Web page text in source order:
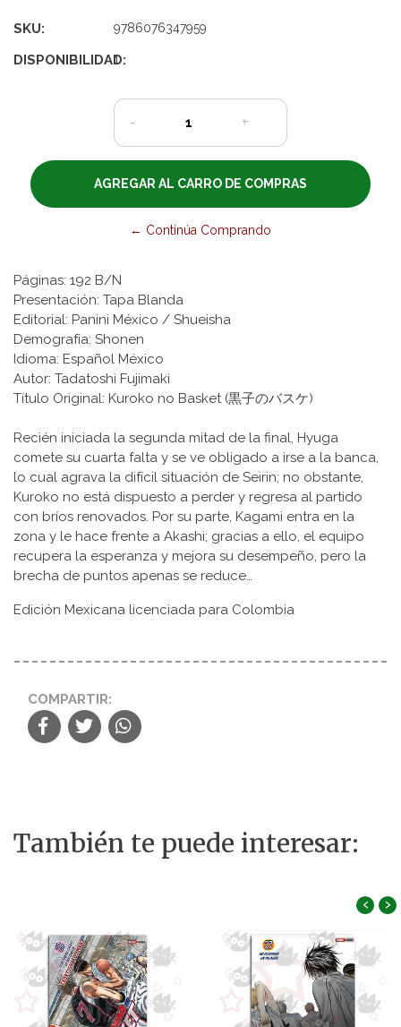
SKU: 9786076347959
DISPONIBILIDAD:
1
- +
← Continúa Comprando
Páginas: 192 B/N
Presentación: Tapa Blanda
Editorial: Panini México / Shueisha
Demografía: Shonen
Idioma: Español México
Autor: Tadatoshi Fujimaki
Título Original: Kuroko no Basket (黒子のバスケ)
Recién iniciada la segunda mitad de la final, Hyuga
comete su cuarta falta y se ve obligado a irse a la banca,
lo cual agrava la difícil situación de Seirin; no obstante,
Kuroko no está dispuesto a perder y regresa al partido
con bríos renovados. Por su parte, Kagami entra en la
zona y le hace frente a Akashi; gracias a ello, el equipo
recupera la esperanza y mejora su desempeño, pero la
brecha de puntos apenas se reduce…
Edición Mexicana licenciada para Colombia
COMPARTIR:
También te puede interesar:
‹ ›